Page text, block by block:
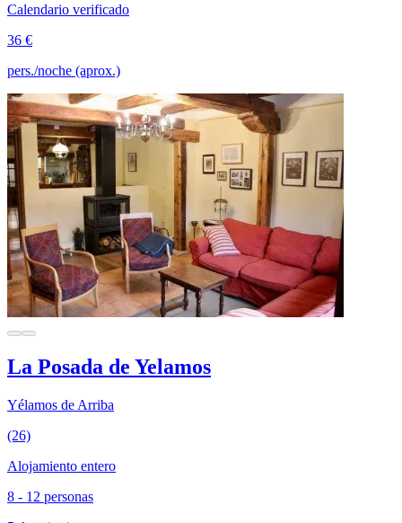
Calendario verificado
36 €
pers./noche (aprox.)
La Posada de Yelamos
Yélamos de Arriba
(26)
Alojamiento entero
8 - 12 personas